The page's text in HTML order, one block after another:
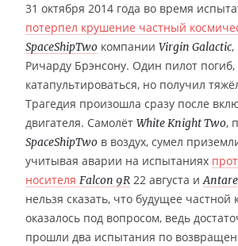
31 октября 2014 года во время
потерпел крушение частный
SpaceShipTwo компании Virgin Galactic,
Ричарду Брэнсону. Один пилот погиб,
катапультироваться, но получил
Трагедия произошла сразу после
двигателя. Самолёт White Knight Two,
SpaceShipTwo в воздух, сумел
учитывая аварии на испытаниях
носителя Falcon 9R 22 августа и
нельзя сказать, что будущее частной
оказалось под вопросом, ведь
прошли два испытания по